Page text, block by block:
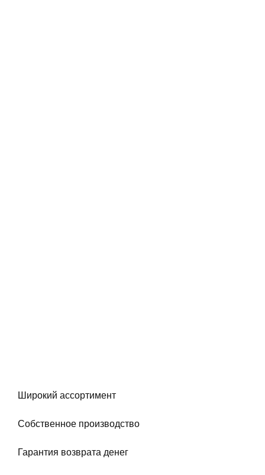
Широкий ассортимент
Собственное производство
Гарантия возврата денег